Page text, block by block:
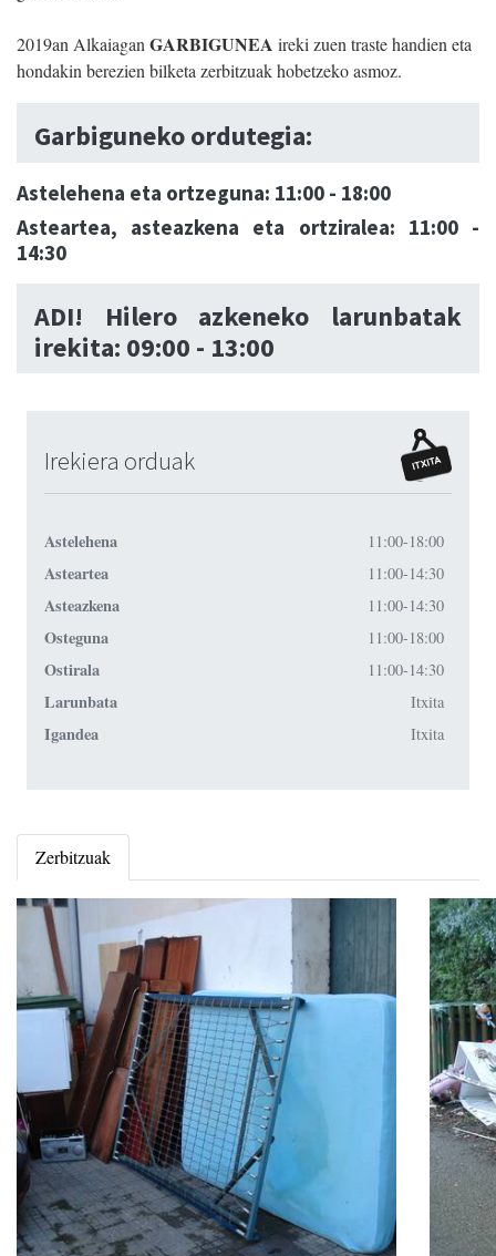
2019an Alkaiagan GARBIGUNEA ireki zuen traste handien eta
hondakin berezien bilketa zerbitzuak hobetzeko asmoz.
Garbiguneko ordutegia:
Astelehena eta ortzeguna: 11:00 - 18:00
Asteartea, asteazkena eta ortziralea: 11:00 -
14:30
ADI! Hilero azkeneko larunbatak
irekita: 09:00 - 13:00
Irekiera orduak
Astelehena 11:00-18:00
Asteartea 11:00-14:30
Asteazkena 11:00-14:30
Osteguna 11:00-18:00
Ostirala 11:00-14:30
Larunbata Itxita
Igandea Itxita
Zerbitzuak